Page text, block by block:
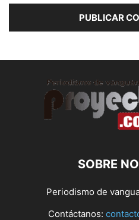
SOBRE
Periodismo de
Contáctanos: